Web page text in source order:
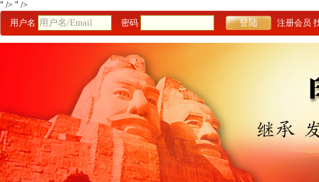
" /> " />
用户名
密码 注册会员